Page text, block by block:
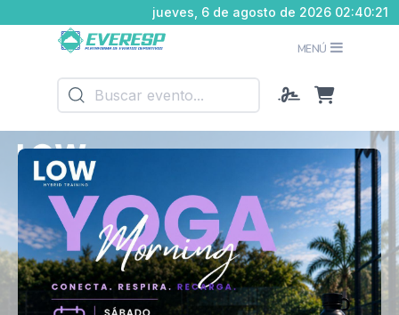
jueves, 6 de agosto de 2026 02:40:22
MENÚ